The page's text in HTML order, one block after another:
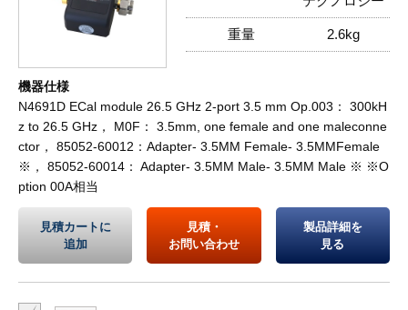
重量 2.6kg
機器仕様
N4691D ECal module 26.5 GHz 2-port 3.5 mm Op.003： 300kH
z to 26.5 GHz， M0F： 3.5mm, one female and one maleconne
ctor， 85052-60012：Adapter- 3.5MM Female- 3.5MMFemale
※， 85052-60014： Adapter- 3.5MM Male- 3.5MM Male ※ ※O
ption 00A相当
見積カートに
追加
見積・
お問い合わせ
製品詳細を
見る